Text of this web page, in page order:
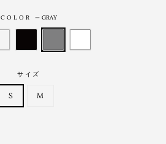
COLOR — GRAY
サイズ
S M